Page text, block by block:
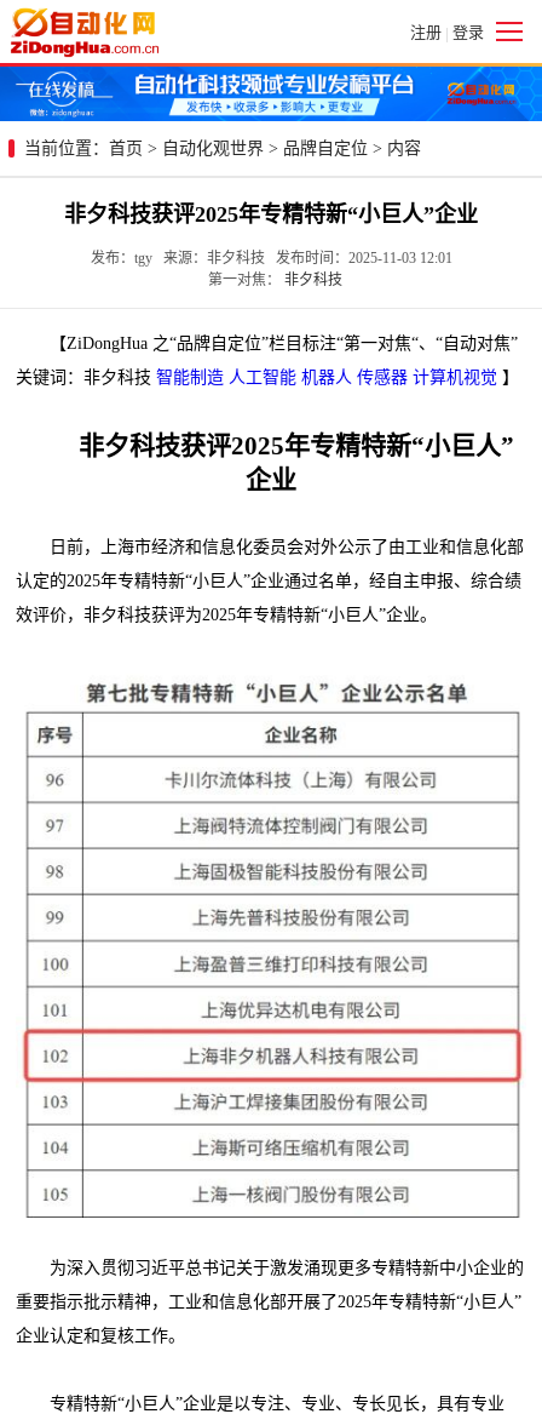
注册 | 登录
当前位置： 首页 > 自动化观世界 > 品牌自定位 > 内容
非夕科技获评2025年专精特新“小巨人”企业
发布：tgy 来源：非夕科技 发布时间：2025-11-03 12:01
第一对焦： 非夕科技
【ZiDongHua 之“品牌自定位”栏目标注“第一对焦“、“自动对焦”
关键词：非夕科技智能制造 人工智能 机器人 传感器 计算机视觉 】
非夕科技获评2025年专精特新“小巨人”
企业
日前，上海市经济和信息化委员会对外公示了由工业和信息化部
认定的2025年专精特新“小巨人”企业通过名单，经自主申报、综合绩
效评价，非夕科技获评为2025年专精特新“小巨人”企业。
为深入贯彻习近平总书记关于激发涌现更多专精特新中小企业的
重要指示批示精神，工业和信息化部开展了2025年专精特新“小巨人”
企业认定和复核工作。
专精特新“小巨人”企业是以专注、专业、专长见长，具有专业